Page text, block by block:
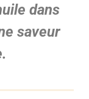
dans
saveur